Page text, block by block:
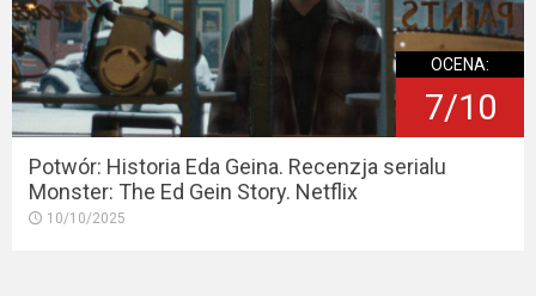
OCENA:
7/10
Potwór: Historia Eda Geina. Recenzja serialu
Monster: The Ed Gein Story. Netflix
10/10/2025